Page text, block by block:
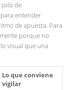
de
entender
de apuesta. Para
porque no
visual que una
Lo que conviene
vigilar